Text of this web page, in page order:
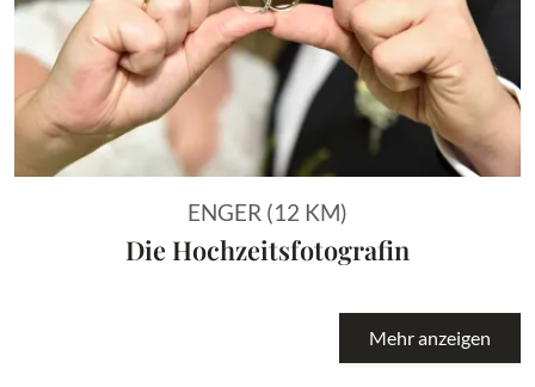
ENGER (12 KM)
Die Hochzeitsfotografin
Mehr anzeigen